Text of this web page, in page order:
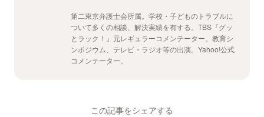
第二東京弁護士会所属。学校・子どものトラブルに
ついて多くの相談、解決実績を有する。TBS『グッ
とラック！』元レギュラーコメンテーター。教育シ
ンポジウム、テレビ・ラジオ等の出演。Yahoo!公式
コメンテーター。
この記事をシェアする